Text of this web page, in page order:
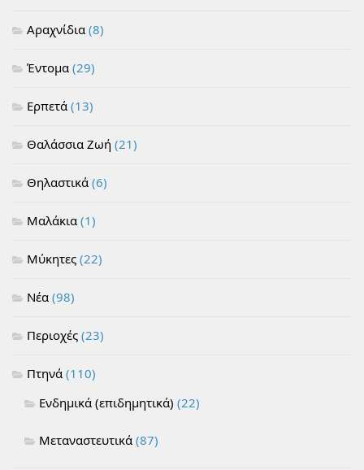
Αραχνίδια (8)
Έντομα (29)
Ερπετά (13)
Θαλάσσια Ζωή (21)
Θηλαστικά (6)
Μαλάκια (1)
Μύκητες (22)
Νέα (98)
Περιοχές (23)
Πτηνά (110)
Ενδημικά (επιδημητικά) (22)
Μεταναστευτικά (87)